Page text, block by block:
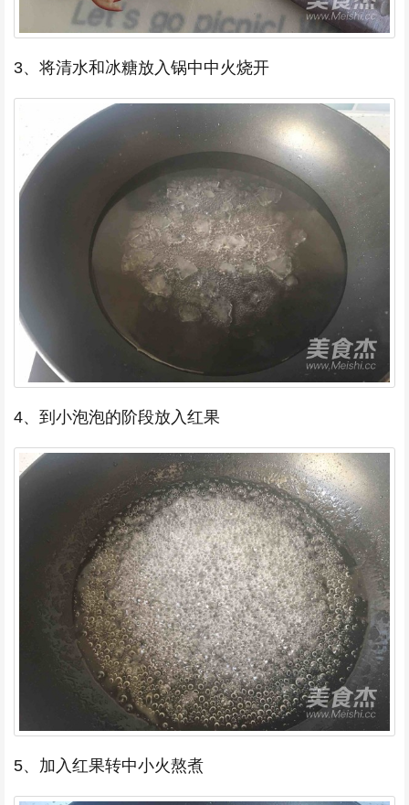
3、将清水和冰糖放入锅中中火烧开
4、到小泡泡的阶段放入红果
5、加入红果转中小火熬煮